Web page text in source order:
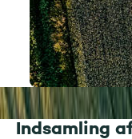
Indsamling